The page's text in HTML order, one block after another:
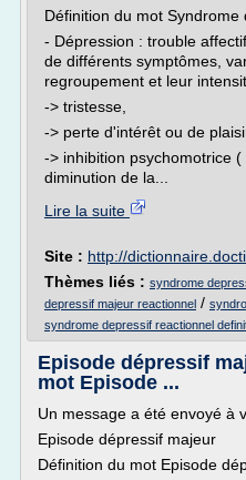
Définition du mot Syndrome
- Dépression : trouble
de différents symptômes,
regroupement et leur
-> tristesse,
-> perte d'intérêt ou de
-> inhibition psychomotrice
diminution de la...
Lire la suite
Site : http://
Thèmes liés : syndrome
depressif majeur reactionnel /
syndrome depressif reactionnel
Episode dépressif
mot Episode ...
Un message a été envoyé à
Episode dépressif majeur
Définition du mot Episode